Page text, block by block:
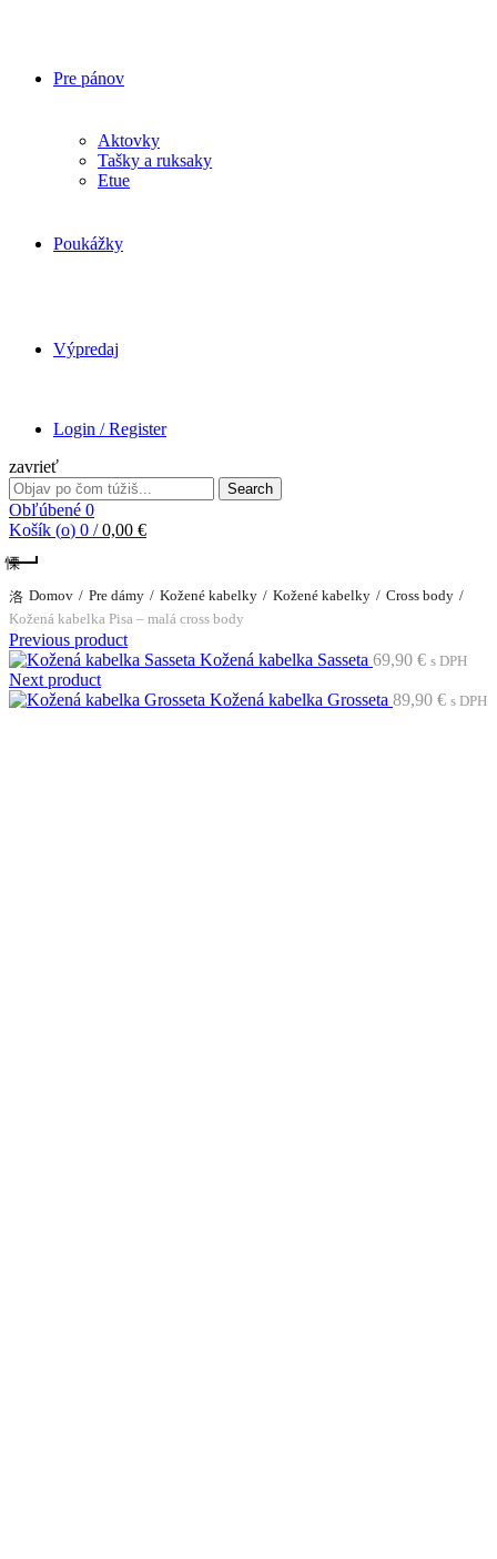
Pre pánov
Aktovky
Tašky a ruksaky
Etue
Poukážky
Výpredaj
Login / Register
zavrieť
Search
for:
Search
Obľúbené 0
Košík (o) 0 / 0,00 €
Domov Pre dámy Kožené kabelky Kožené kabelky
Cross body
Kožená kabelka Pisa – malá cross body
Previous product
Kožená kabelka Sasseta 69,90 € s DPH
Next product
Kožená kabelka Grosseta 89,90 € s DPH